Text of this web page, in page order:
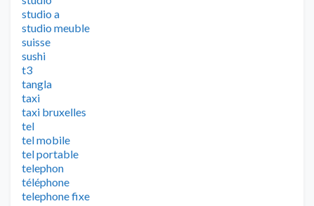
studio a
studio meuble
suisse
sushi
t3
tangla
taxi
taxi bruxelles
tel
tel mobile
tel portable
telephon
téléphone
telephone fixe